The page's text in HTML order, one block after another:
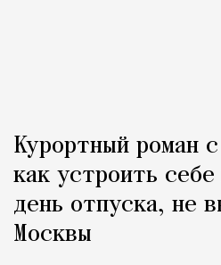
Курортный роман
как устроить
день отпуска, не
Москвы